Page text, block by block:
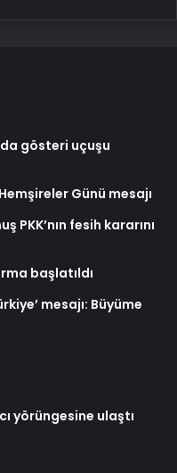
gösteri uçuşu
Günü mesajı
PKK’nın fesih kararını
başlatıldı
mesajı: Büyüme
yörüngesine ulaştı